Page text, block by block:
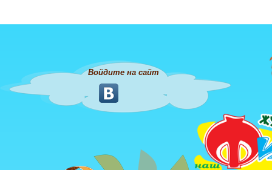
Войдите на сайт